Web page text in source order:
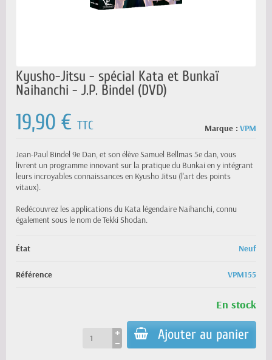
Kyusho-Jitsu - spécial Kata et Bunkaï
Naihanchi - J.P. Bindel (DVD)
Marque : VPM
19,90 € TTC
Jean-Paul Bindel 9e Dan, et son élève Samuel Bellmas 5e dan, vous
livrent un programme innovant sur la pratique du Bunkai en y intégrant
leurs incroyables connaissances en Kyusho Jitsu (l'art des points
vitaux).
Redécouvrez les applications du Kata légendaire Naihanchi, connu
également sous le nom de Tekki Shodan.
État Neuf
Référence VPM155
En stock
Ajouter au panier